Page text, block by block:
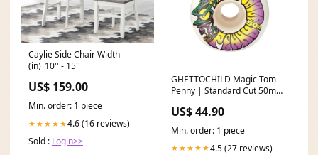
Caylie Side Chair Width
(in)_10'' - 15''
US$ 159.00
Min. order: 1 piece
★★★★★4.6 (16 reviews)
Sold : Login>>
GHETTOCHILD Magic Tom
Penny | Standard Cut 50mm
US$ 44.90
Min. order: 1 piece
★★★★★4.5 (27 reviews)